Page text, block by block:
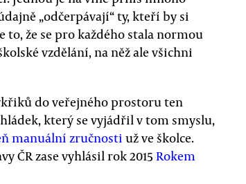
„odčerpávají“ ty, kteří by si
že se pro každého stala normou
vzdělání, na něž ale všichni
do veřejného prostoru ten
který se vyjádřil v tom smyslu,
manuální zručnosti už ve školce.
ČR zase vyhlásil rok 2015 Rokem